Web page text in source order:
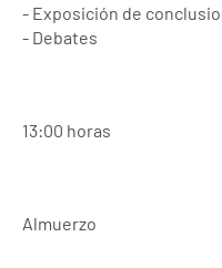
- Exposición de
- Debates
13:00 horas
Almuerzo